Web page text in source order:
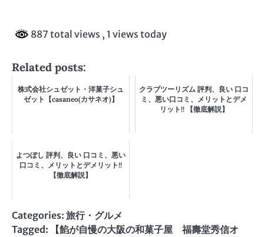
887 total views , 1 views today
Related posts:
株式会社シュゼット・洋菓子シュ
ゼット【casaneo(カサネオ)】
クラブツーリズム 評判、良い 口コ
ミ、悪い口コミ、メリットとデメ
リット!! 【徹底解説】
よつぼし 評判、良い 口コミ、悪い
口コミ、メリットとデメリット!!
【徹底解説】
Categories: 旅行・グルメ
Tagged:
【餡が自慢の大阪の和菓子屋 福壽堂秀信オ